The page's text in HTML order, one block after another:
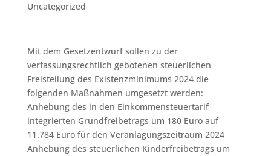
Uncategorized
Mit dem Gesetzentwurf sollen zu der
verfassungsrechtlich gebotenen steuerlichen
Freistellung des Existenzminimums 2024 die
folgenden Maßnahmen umgesetzt werden:
Anhebung des in den Einkommensteuertarif
integrierten Grundfreibetrags um 180 Euro auf
11.784 Euro für den Veranlagungszeitraum 2024
Anhebung des steuerlichen Kinderfreibetrags um